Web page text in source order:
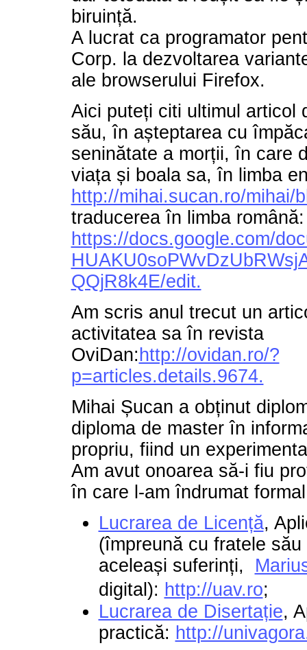
biruință.
A lucrat ca programator
Corp. la dezvoltarea
ale browserului Firefox.
Aici puteți citi ultimul articol
său, în așteptarea cu
seninătate a morții, în care
viața și boala sa, în limba
http://mihai.sucan.ro/mihai/
traducerea în limba română:
https://docs.google.com/
QQjR8k4E/edit.
Am scris anul trecut un
activitatea sa în revista
OviDan: http://ovidan.ro/?
p=articles.details.9674.
Mihai Șucan a obținut
diploma de master în
propriu, fiind un
Am avut onoarea să-i fiu
în care l-am îndrumat
Lucrarea de Licență,
(împreună cu fratele
aceleași suferinți,
digital): http://uav.ro;
Lucrarea de Disertație,
practică: http://